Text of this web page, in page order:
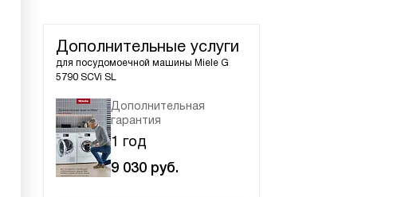
Дополнительные услуги
для посудомоечной машины Miele G
5790 SCVi SL
Дополнительная
гарантия
1 год
9 030 руб.